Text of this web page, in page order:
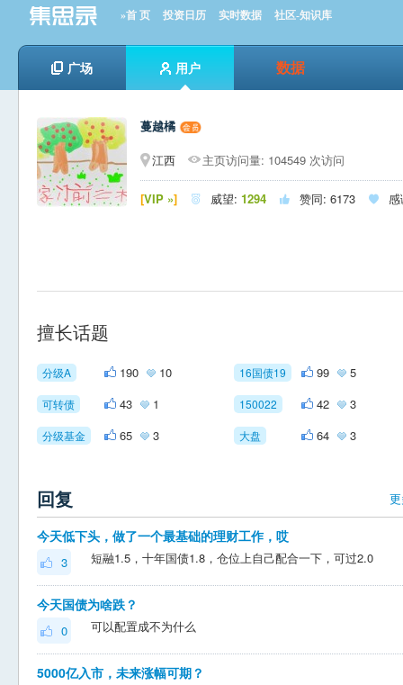
»首 页 投资日历 实时数据 社区-知识库
广场 用户 数据
蔓越橘
江西
主页访问量: 104549 次访问
[VIP »]  威望: 1294  赞同: 6173 
擅长话题
分级A 190 10 16国债19 99 5
可转债 43 1 150022 42 3
分级基金 65 3 大盘 64 3
回复
今天低下头，做了一个最基础的理财工作，哎
3 短融1.5，十年国债1.8，仓位上自己配合一下，可过2.0
今天国债为啥跌？
0 可以配置成不为什么
5000亿入市，未来涨幅可期？